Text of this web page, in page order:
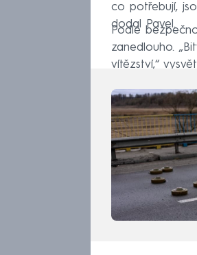
co potřebují,
dodal Pavel.
Podle
zanedlouho.
vítězství,“